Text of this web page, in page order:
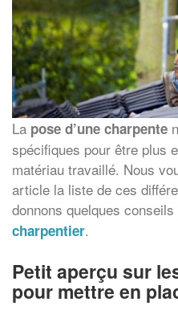
La pose d’une charpente
spécifiques pour être plus
matériau travaillé. Nous
article la liste de ces
donnons quelques
charpentier.
Petit aperçu sur
pour mettre en